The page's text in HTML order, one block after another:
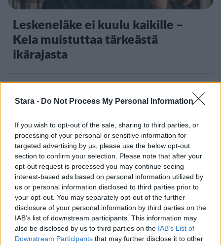
Stara - Do Not Process My Personal Information
If you wish to opt-out of the sale, sharing to third parties, or
processing of your personal or sensitive information for
targeted advertising by us, please use the below opt-out
section to confirm your selection. Please note that after your
opt-out request is processed you may continue seeing
interest-based ads based on personal information utilized by
us or personal information disclosed to third parties prior to
your opt-out. You may separately opt-out of the further
disclosure of your personal information by third parties on the
IAB’s list of downstream participants. This information may
also be disclosed by us to third parties on the IAB’s List of
Downstream Participants that may further disclose it to other
Leskeneläke ei kuulu kaikille –
Kela muistuttaa tärkeästä
ikärajasta
2
VIIHDEUUTISET
Sääennuste ulottuu nyt
marraskuulle – tältä näyttää
syksyn sää